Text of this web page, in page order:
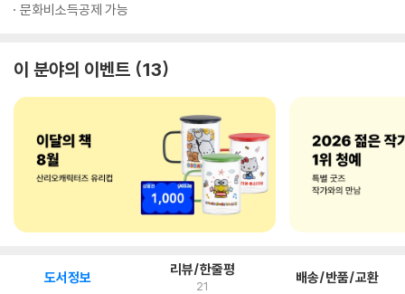
문화비소득공제 가능
이 분야의 이벤트 13
도서정보 리뷰/한줄평
21 배송/반품/교환